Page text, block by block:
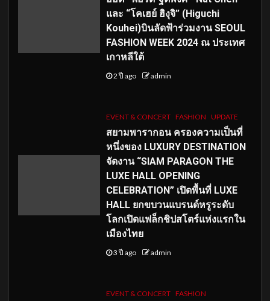
และ “โคเฮย์ ฮิงุจิ” (Higuchi
Kouhei)บินลัดฟ้าร่วมงาน SEOUL
FASHION WEEK 2024 ณ ประเทศ
เกาหลีใต้
2 ปี ago admin
EVENT & CONCERT FASHION UPDATE
สยามพารากอน ครองความเป็นที่
หนึ่งของ LUXURY DESTINATION
จัดงาน “SIAM PARAGON THE
LUXE HALL OPENING
CELEBRATION” เปิดพื้นที่ LUXE
HALL ยกขบวนแบรนด์หรูระดับ
โลกเปิดแฟล็กชิปสโตร์แห่งแรกใน
เมืองไทย
3 ปี ago admin
EVENT & CONCERT FASHION